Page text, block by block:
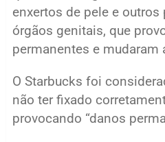
enxertos de pele e
órgãos genitais, que
permanentes e mudaram
O Starbucks foi
não ter fixado
provocando “danos